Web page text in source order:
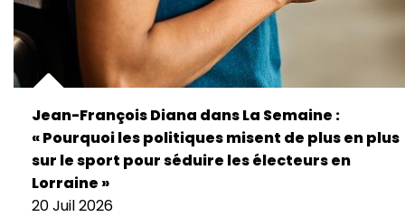
Jean-François Diana dans La Semaine :
« Pourquoi les politiques misent de plus en plus
sur le sport pour séduire les électeurs en
Lorraine »
20 Juil 2026